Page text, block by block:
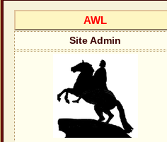
AWL
Site Admin